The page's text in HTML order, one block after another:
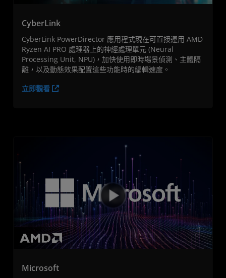
CyberLink
CyberLink PowerDirector 應用程式現在可直接運用 AMD
Ryzen AI PRO 處理器上的神經處理單元 (Neural
Processing Unit, NPU)，加快使用即時場景偵測、主體隔
離，以及動態效果配置這些功能時的編輯速度。
立即觀看
Microsoft